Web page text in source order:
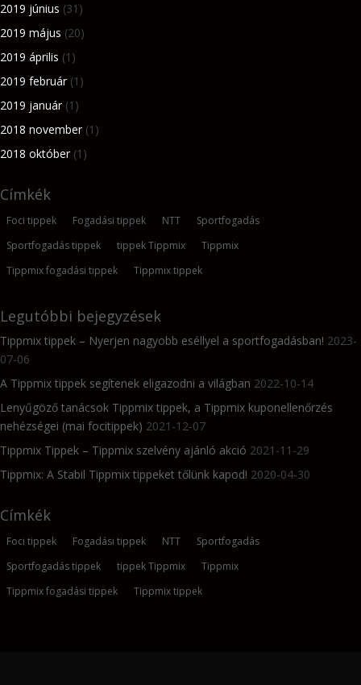
2019 június (31)
2019 május (20)
2019 április (1)
2019 február(1)
2019 január(1)
2018 november(1)
2018 október(1)
Címkék
Foci tippek Fogadási tippek NTT
Sportfogadás
Sportfogadás tippek
tippek Tippmix
Tippmix
Tippmix fogadási tippek
Tippmix tippek
Legutóbbi bejegyzések
Tippmix tippek – Nyerjen nagyobb eséllyel a sportfogadásban! 2023-
07-06
A Tippmix tippek segítenek eligazodni a világban 2022-10-14
Lenyűgöző tanácsok Tippmix tippek, a Tippmix kuponellenőrzés
nehézségei (mai focitippek) 2021-12-07
Tippmix Tippek – Tippmix szelvény ajánló akció 2021-11-29
Tippmix: A Stabil Tippmix tippeket tőlünk kapod! 2020-04-30
Címkék
Foci tippek Fogadási tippek NTT
Sportfogadás
Sportfogadás tippek
tippek Tippmix
Tippmix
Tippmix fogadási tippek
Tippmix tippek